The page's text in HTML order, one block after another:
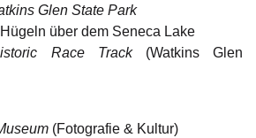
Glen State Park
über dem Seneca Lake
Race Track(Watkins Glen
(Fotografie & Kultur)